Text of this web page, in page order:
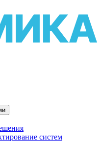
систем